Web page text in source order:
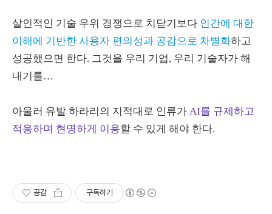
살인적인 기술 우위 경쟁으로 치닫기보다 인간에 대한
이해에 기반한 사용자 편의성과 공감으로 차별화하고
성공했으면 한다. 그것을 우리 기업, 우리 기술자가 해
내기를…
아울러 유발 하라리의 지적대로 인류가 AI를 규제하고
적응하며 현명하게 이용할 수 있게 해야 한다.
공감 구독하기